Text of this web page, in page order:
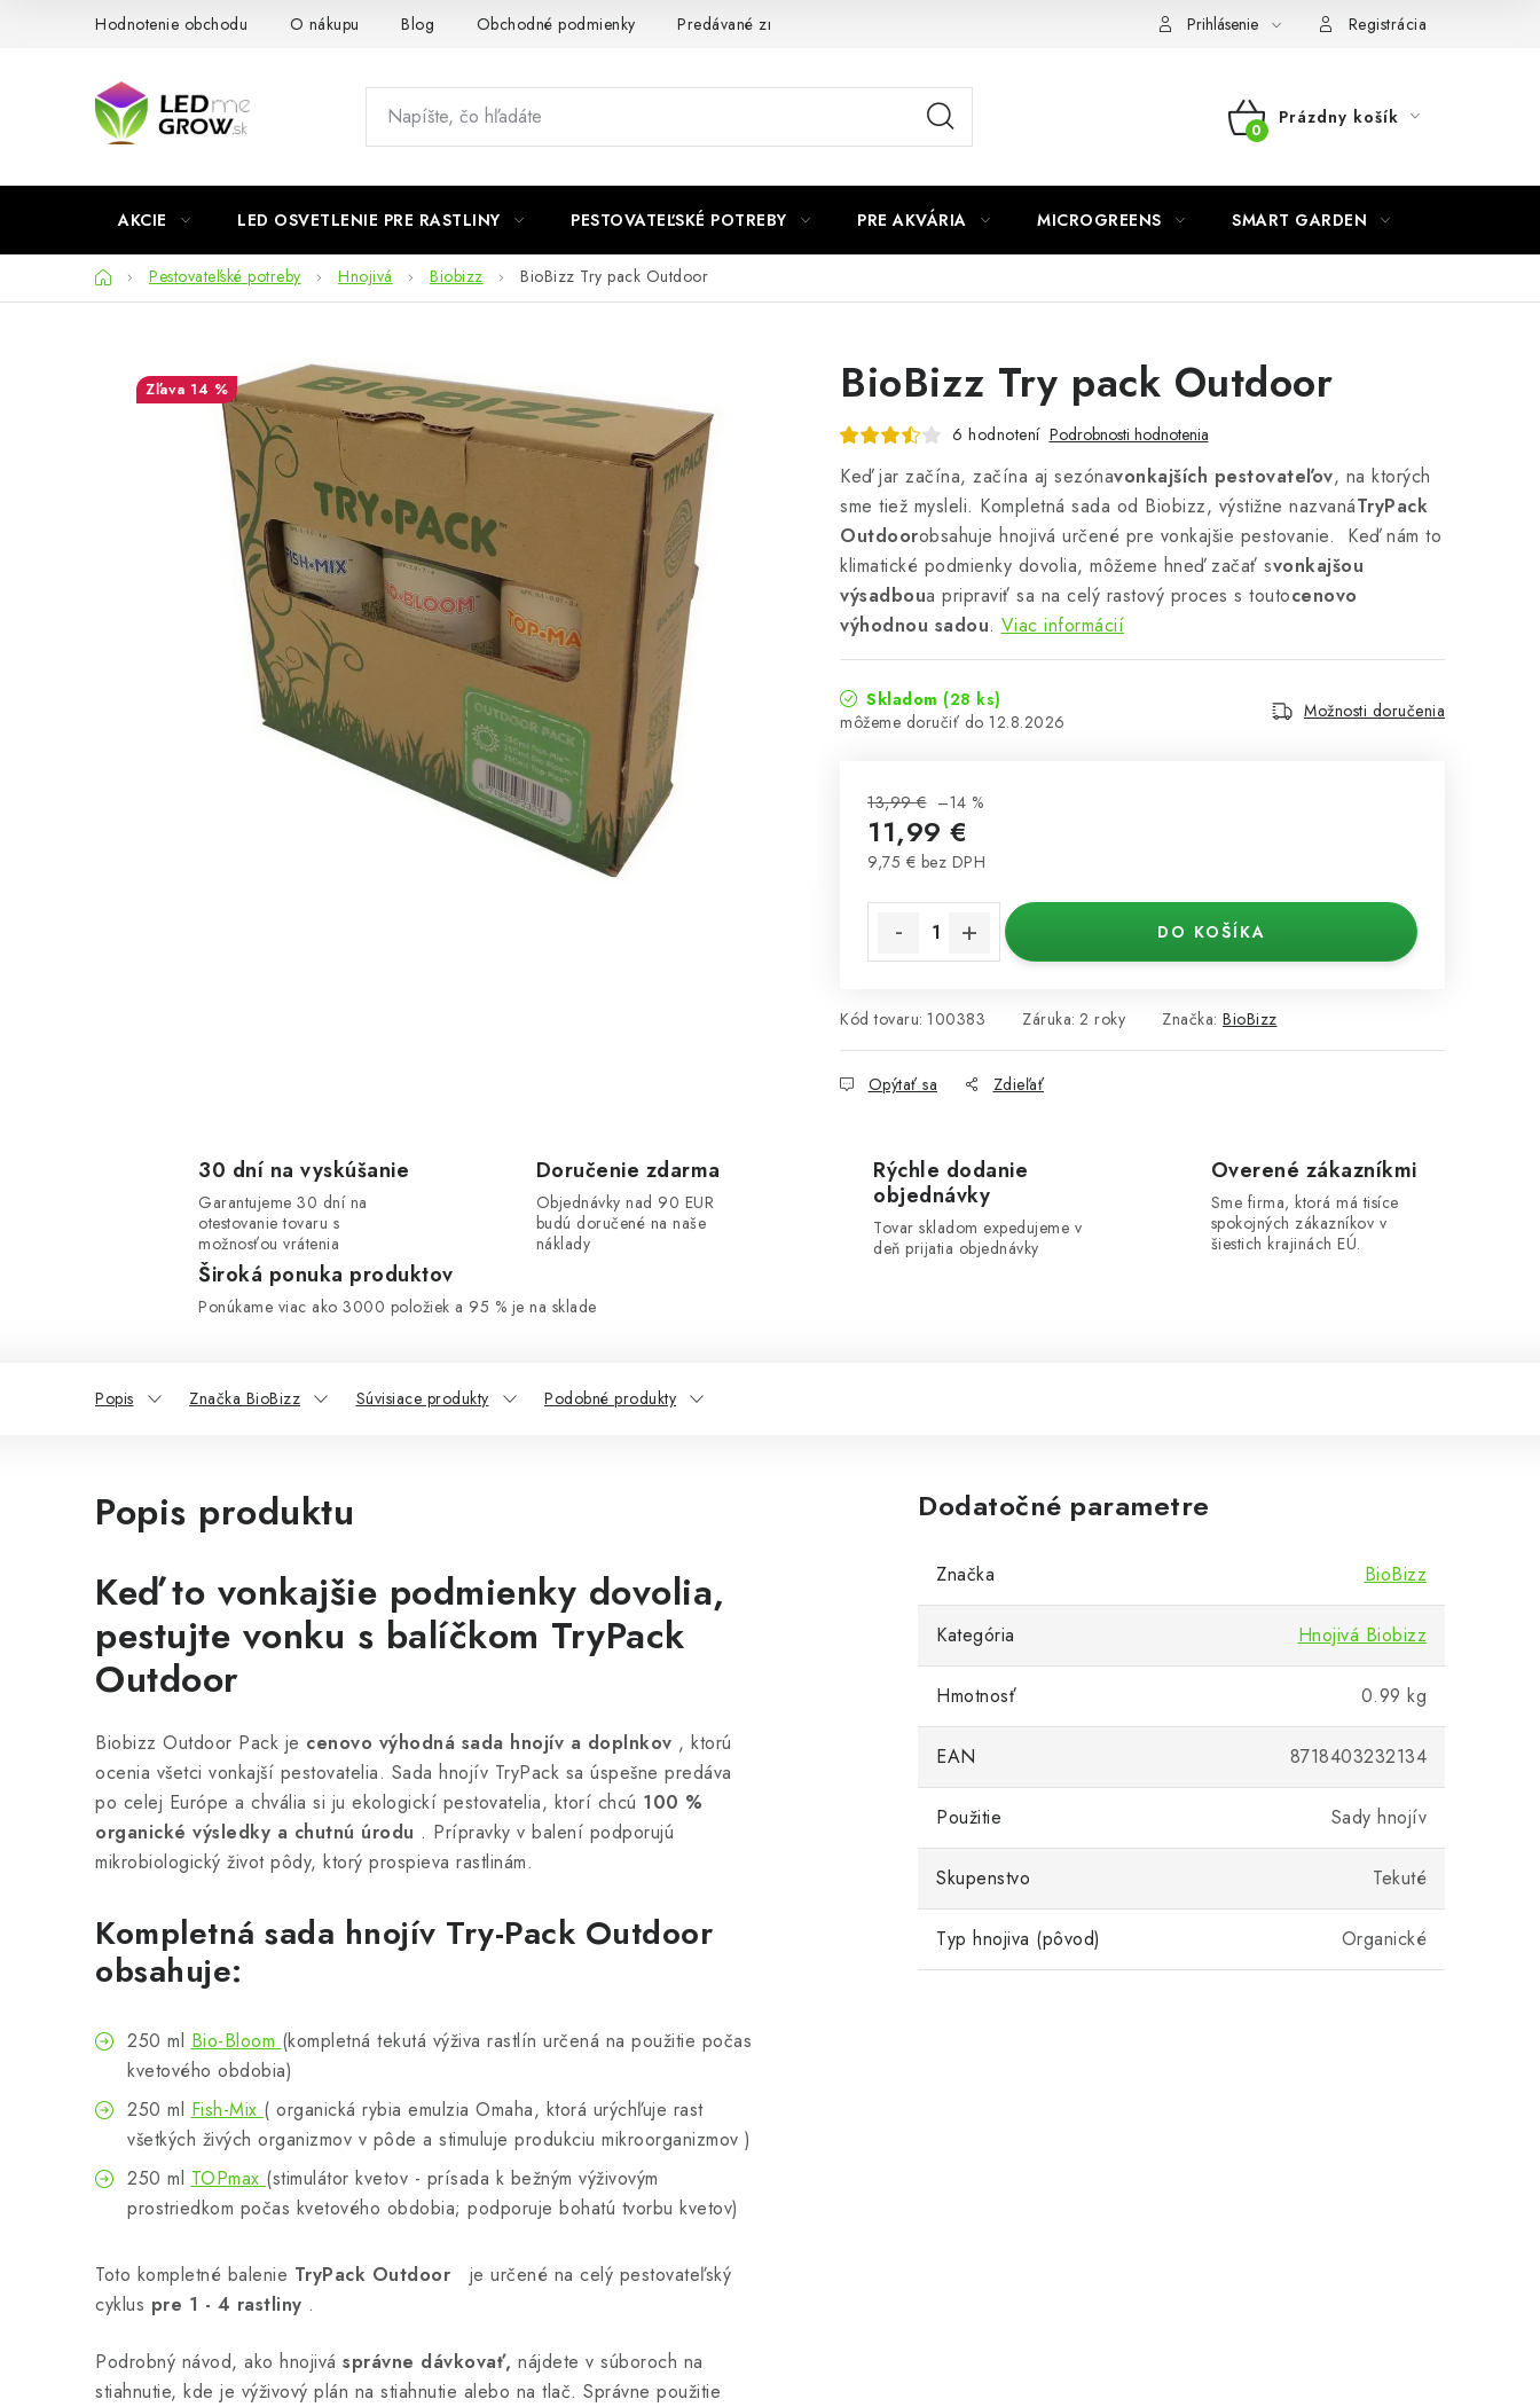
Hodnotenie obchodu O nákupu Blog Obchodné podmienky Predávané značky Podmienky o ochrane osobných údajov
Prihlásenie Registrácia
NÁKUPNÝ
Prázdny košík
AKCIE LED OSVETLENIE PRE RASTLINY PESTOVATEĽSKÉ POTREBY PRE AKVÁRIA MICROGREENS SMART GARDEN
DomovPestovateľské potreby Hnojivá Biobizz BioBizz Try pack Outdoor
BioBizz Try pack Outdoor
6 hodnotení Podrobnosti hodnotenia
Keď jar začína, začína aj sezónavonkajších pestovateľov, na ktorých
sme tiež mysleli. Kompletná sada od Biobizz, výstižne nazvanáTryPack
Outdoorobsahuje hnojivá určené pre vonkajšie pestovanie. Keď nám to
klimatické podmienky dovolia, môžeme hneď začať svonkajšou
výsadboua pripraviť sa na celý rastový proces s toutocenovo
výhodnou sadou. Viac informácií
Skladom (28 ks)
12.8.2026
Možnosti doručenia
13,99 € –14 %
11,99 €
9,75 € bez DPH
DO KOŠÍKA
Kód tovaru: 100383 Záruka: 2 roky Značka: BioBizz
Opýtať sa Zdieľať
14 %
30 dní na vyskúšanie
Garantujeme 30 dní na
otestovanie tovaru s
možnosťou vrátenia
Doručenie zdarma
Objednávky nad 90 EUR
budú doručené na naše
náklady
Rýchle dodanie
objednávky
Tovar skladom expedujeme v
deň prijatia objednávky
Overené zákazníkmi
Sme firma, ktorá má tisíce
spokojných zákazníkov v
šiestich krajinách EÚ.
Široká ponuka produktov
Ponúkame viac ako 3000 položiek a 95 % je na sklade
Popis Značka BioBizz Súvisiace produkty Podobné produkty
Popis produktu
Keď to vonkajšie podmienky dovolia,
pestujte vonku s balíčkom TryPack
Outdoor
Biobizz Outdoor Pack je cenovo výhodná sada hnojív a doplnkov , ktorú
ocenia všetci vonkajší pestovatelia. Sada hnojív TryPack sa úspešne predáva
po celej Európe a chvália si ju ekologickí pestovatelia, ktorí chcú 100 %
organické výsledky a chutnú úrodu . Prípravky v balení podporujú
mikrobiologický život pôdy, ktorý prospieva rastlinám.
Kompletná sada hnojív Try-Pack Outdoor
obsahuje:
250 ml Bio-Bloom (kompletná tekutá výživa rastlín určená na použitie počas
kvetového obdobia)
250 ml Fish-Mix ( organická rybia emulzia Omaha, ktorá urýchľuje rast
všetkých živých organizmov v pôde a stimuluje produkciu mikroorganizmov )
250 ml TOPmax (stimulátor kvetov - prísada k bežným výživovým
prostriedkom počas kvetového obdobia; podporuje bohatú tvorbu kvetov)
Toto kompletné balenie TryPack Outdoor je určené na celý pestovateľský
cyklus pre 1 - 4 rastliny .
Podrobný návod, ako hnojivá správne dávkovať, nájdete v súboroch na
stiahnutie, kde je výživový plán na stiahnutie alebo na tlač. Správne použitie
Dodatočné parametre
Značka BioBizz
Kategória Hnojivá Biobizz
Hmotnosť 0.99 kg
EAN 8718403232134
Použitie Sady hnojív
Skupenstvo Tekuté
Typ hnojiva (pôvod) Organické